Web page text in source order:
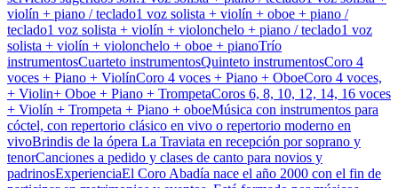
violín + piano / teclado1 voz solista + violín + oboe + piano /
teclado1 voz solista + violín + violonchelo + piano / teclado1 voz
solista + violín + violonchelo + oboe + pianoTrío
instrumentosCuarteto instrumentosQuinteto instrumentosCoro 4
voces + Piano + ViolínCoro 4 voces + Piano + OboeCoro 4 voces,
+ Violin+ Oboe + Piano + TrompetaCoros 6, 8, 10, 12, 14, 16 voces
+ Violín + Trompeta + Piano + oboeMúsica con instrumentos para
cóctel, con repertorio clásico en vivo o repertorio moderno en
vivoBrindis de la ópera La Traviata en recepción por soprano y
tenorCanciones a pedido y clases de canto para novios y
padrinosExperienciaEl Coro Abadía nace el año 2000 con el fin de